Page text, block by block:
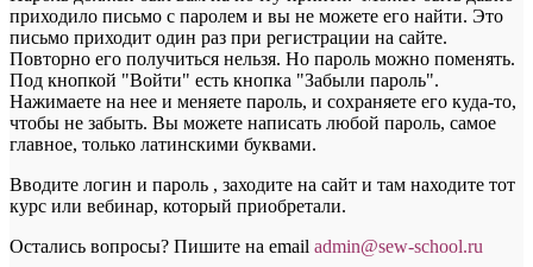
приходило письмо с паролем и вы не можете его найти. Это
письмо приходит один раз при регистрации на сайте.
Повторно его получиться нельзя. Но пароль можно поменять.
Под кнопкой "Войти" есть кнопка "Забыли пароль".
Нажимаете на нее и меняете пароль, и сохраняете его куда-то,
чтобы не забыть. Вы можете написать любой пароль, самое
главное, только латинскими буквами.
Вводите логин и пароль , заходите на сайт и там находите тот
курс или вебинар, который приобретали.
Остались вопросы? Пишите на email admin@sew-school.ru